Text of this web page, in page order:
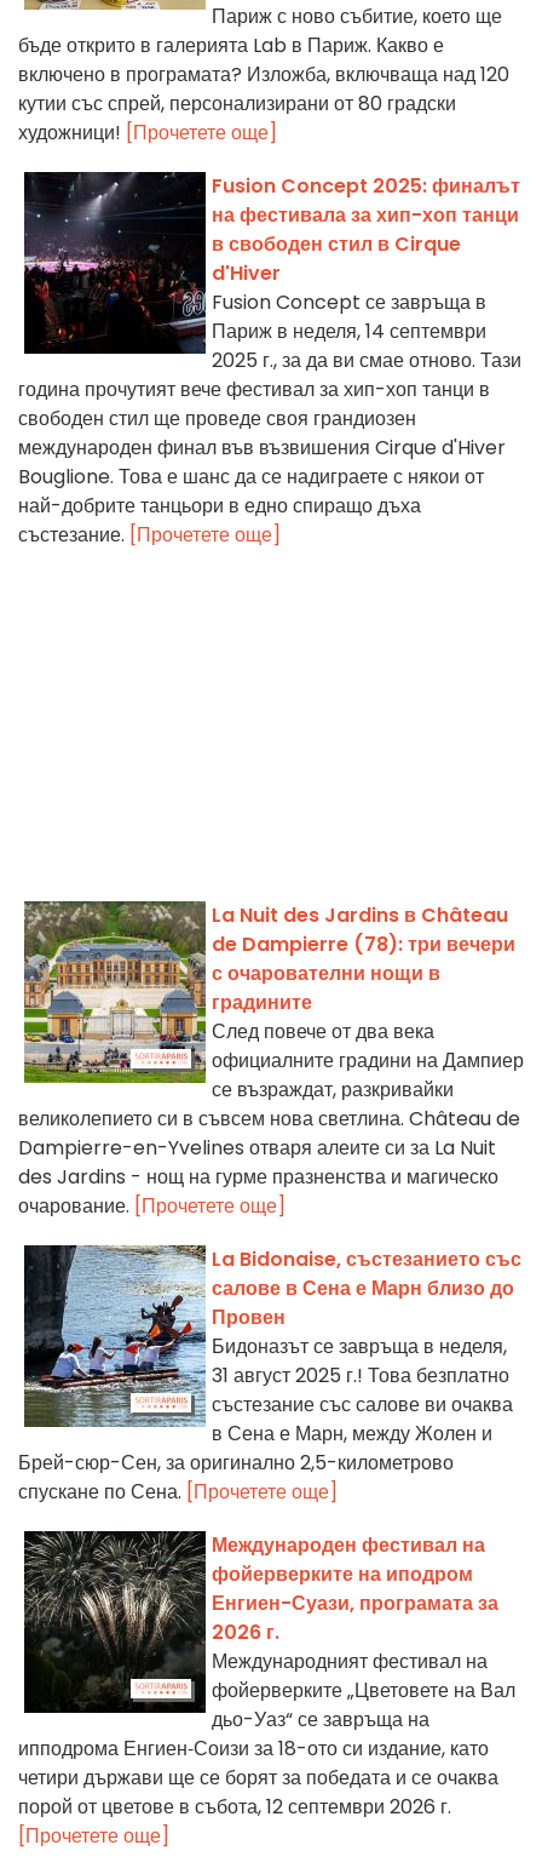
Париж с ново събитие, което ще
бъде открито в галерията Lab в Париж. Какво е
включено в програмата? Изложба, включваща над 120
кутии със спрей, персонализирани от 80 градски
художници! [Прочетете още]
Fusion Concept 2025: финалът
на фестивала за хип-хоп танци
в свободен стил в Cirque
d'Hiver
Fusion Concept се завръща в
Париж в неделя, 14 септември
2025 г., за да ви смае отново. Тази
година прочутият вече фестивал за хип-хоп танци в
свободен стил ще проведе своя грандиозен
международен финал във възвишения Cirque d'Hiver
Bouglione. Това е шанс да се надиграете с някои от
най-добрите танцьори в едно спиращо дъха
състезание. [Прочетете още]
La Nuit des Jardins в Château
de Dampierre (78): три вечери
с очарователни нощи в
градините
След повече от два века
официалните градини на Дампиер
се възраждат, разкривайки
великолепието си в съвсем нова светлина. Château de
Dampierre-en-Yvelines отваря алеите си за La Nuit
des Jardins - нощ на гурме празненства и магическо
очарование. [Прочетете още]
La Bidonaise, състезанието със
салове в Сена е Марн близо до
Провен
Бидоназът се завръща в неделя,
31 август 2025 г.! Това безплатно
състезание със салове ви очаква
в Сена е Марн, между Жолен и
Брей-сюр-Сен, за оригинално 2,5-километрово
спускане по Сена. [Прочетете още]
Международен фестивал на
фойерверките на иподром
Енгиен-Суази, програмата за
2026 г.
Международният фестивал на
фойерверките „Цветовете на Вал
дьо-Уаз“ се завръща на
ипподрома Енгиен‑Соизи за 18-ото си издание, като
четири държави ще се борят за победата и се очаква
порой от цветове в събота, 12 септември 2026 г.
[Прочетете още]